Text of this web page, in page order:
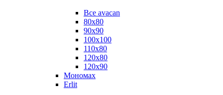
Все avacan
80х80
90х90
100х100
110х80
120х80
120х90
Мономах
Erlit